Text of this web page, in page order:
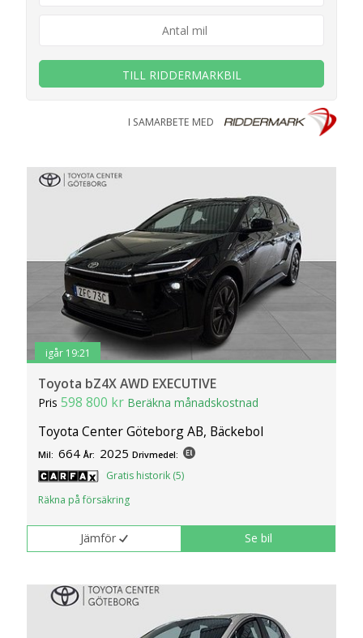
TILL RIDDERMARKBIL
I SAMARBETE MED
igår 19:21
Toyota bZ4X AWD EXECUTIVE
Pris598 800 kr Beräkna månadskostnad
Toyota Center Göteborg AB, Bäckebol
Mil: 664 År: 2025 Drivmedel:
Gratis historik (5)
Räkna på försäkring
Jämför Se bil